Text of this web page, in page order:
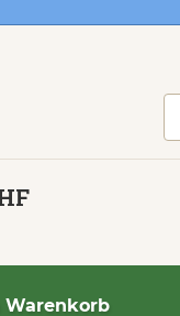
Warenkorb